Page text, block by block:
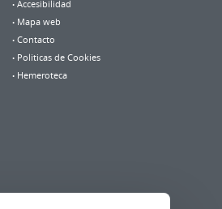
Accesibilidad
Mapa web
Contacto
Politicas de Cookies
Hemeroteca